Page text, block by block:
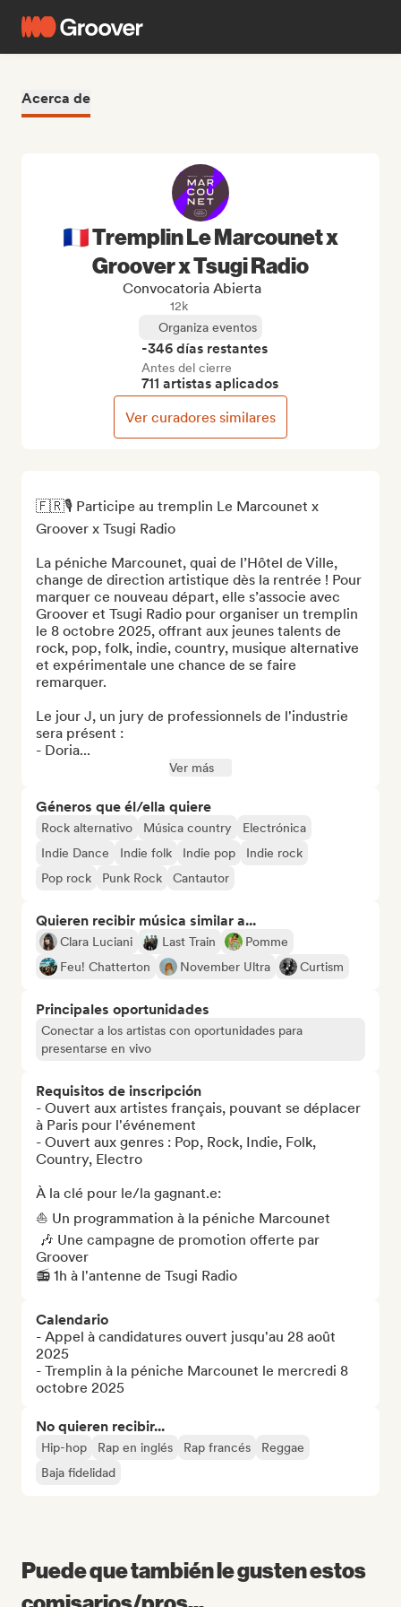
Acerca de
🇫🇷🎙️ Participe au tremplin Le Marcounet x
Groover x Tsugi Radio
La péniche Marcounet, quai de l’Hôtel de Ville,
change de direction artistique dès la rentrée ! Pour
marquer ce nouveau départ, elle s’associe avec
Groover et Tsugi Radio pour organiser un tremplin
le 8 octobre 2025, offrant aux jeunes talents de
rock, pop, folk, indie, country, musique alternative
et expérimentale une chance de se faire
remarquer.
Le jour J, un jury de professionnels de l'industrie
sera présent :
- Doria...
Ver más
Géneros que él/ella quiere
Rock alternativo Música country
Electrónica
Indie Dance
Indie folk Indie pop
Indie rock
Pop rock
Punk Rock Cantautor
Quieren recibir música similar a...
Clara Luciani Last Train
Pomme
Feu! Chatterton
November Ultra Curtism
Principales oportunidades
Conectar a los artistas con oportunidades para
presentarse en vivo
Requisitos de inscripción
- Ouvert aux artistes français, pouvant se déplacer
à Paris pour l'événement
- Ouvert aux genres : Pop, Rock, Indie, Folk,
Country, Electro
À la clé pour le/la gagnant.e:
⛵️ Un programmation à la péniche Marcounet
Groover
📻 1h à l'antenne de Tsugi Radio
Calendario
- Appel à candidatures ouvert jusqu'au 28 août
2025
- Tremplin à la péniche Marcounet le mercredi 8
octobre 2025
No quieren recibir...
Hip-hop Rap en inglés Rap francés
Reggae
Baja fidelidad
🇫🇷 Tremplin Le Marcounet x
Groover x Tsugi Radio
Convocatoria Abierta
12k
Organiza eventos
-346 días restantes
Antes del cierre
711 artistas aplicados
Ver curadores similares
Puede que también le gusten estos
comisarios/pros...